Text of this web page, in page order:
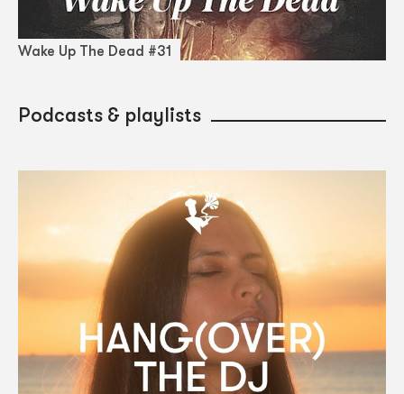
Wake Up The Dead #31
Podcasts & playlists